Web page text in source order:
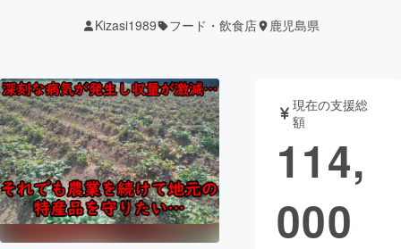
テクノロジー・ガジェット
映像・映画 書籍・雑誌
ビジネス・起業 チャレンジ
Kizasi1989 フード・飲食店 鹿児島県
現在の支援総
額
114,
000